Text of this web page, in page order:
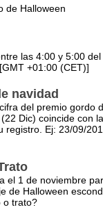
de Halloween
las 4:00 y 5:00
+01:00 (CET)]
navidad
del premio gordo
Dic) coincide con
registro. Ej: 23/09/
el 1 de noviembre
de Halloween
o trato?